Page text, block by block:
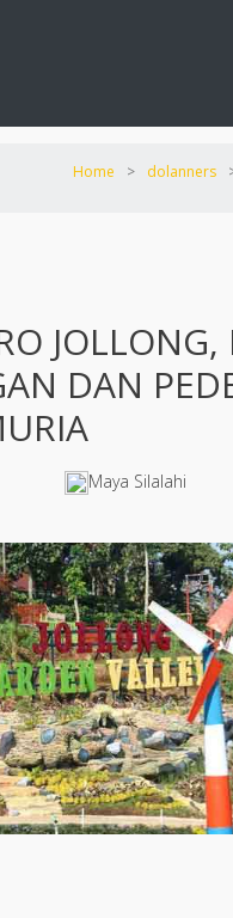
Home > dolanners
DAN
Maya Silalahi